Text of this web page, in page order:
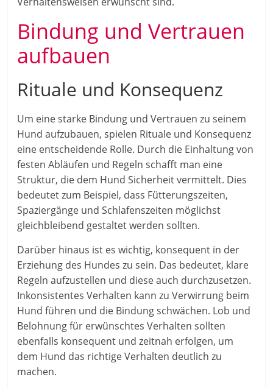
Bindung und Vertrauen
aufbauen
Rituale und Konsequenz
Um eine starke Bindung und Vertrauen zu seinem
Hund aufzubauen, spielen Rituale und Konsequenz
eine entscheidende Rolle. Durch die Einhaltung von
festen Abläufen und Regeln schafft man eine
Struktur, die dem Hund Sicherheit vermittelt. Dies
bedeutet zum Beispiel, dass Fütterungszeiten,
Spaziergänge und Schlafenszeiten möglichst
gleichbleibend gestaltet werden sollten.
Darüber hinaus ist es wichtig, konsequent in der
Erziehung des Hundes zu sein. Das bedeutet, klare
Regeln aufzustellen und diese auch durchzusetzen.
Inkonsistentes Verhalten kann zu Verwirrung beim
Hund führen und die Bindung schwächen. Lob und
Belohnung für erwünschtes Verhalten sollten
ebenfalls konsequent und zeitnah erfolgen, um
dem Hund das richtige Verhalten deutlich zu
machen.